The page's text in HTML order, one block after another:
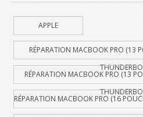
APPLE
RÉPARATION MACBOOK PRO (13
RÉPARATION MACBOOK PRO (13
RÉPARATION MACBOOK PRO (16